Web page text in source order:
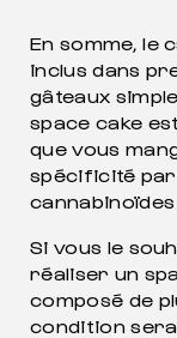
En somme, le
inclus dans
gâteaux
space cake
que vous
spécificité par
Si vous le
réaliser un
composé de
condition sera